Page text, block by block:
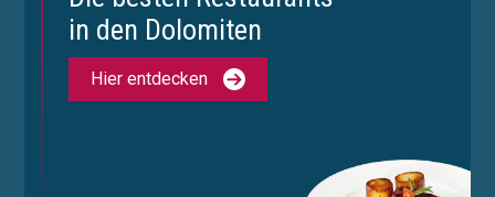
in den Dolomiten
Hier entdecken